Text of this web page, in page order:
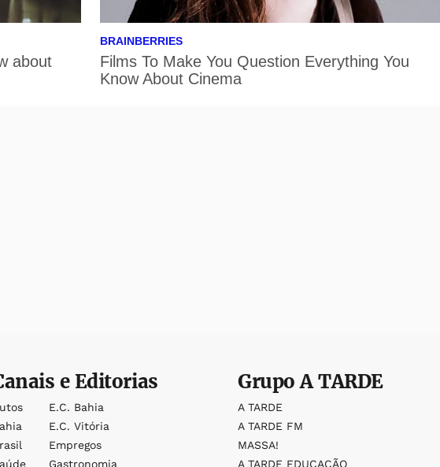
e Editorias
E.c. Bahia
E.c. Vitória
Empregos
Gastronomia
GrupoA TARDE
A TARDE
A TARDE FM
MASSA!
A TARDE EDUCAÇÃO